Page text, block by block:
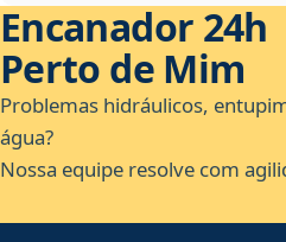
Encanador 24h
Perto de Mim
Problemas hidráulicos,
água?
Nossa equipe resolve com